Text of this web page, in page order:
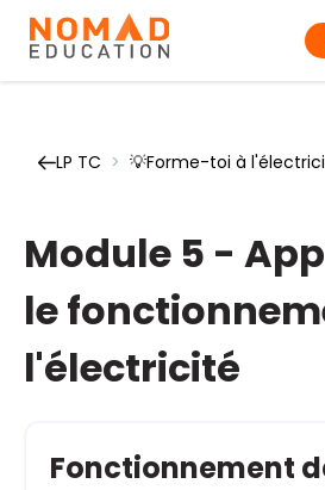
LP TC > 💡Forme-toi à
Module 5 -
le
l'électricité
Fonctionnement